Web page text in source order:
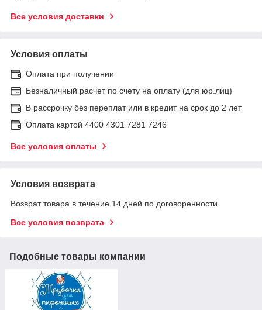
Все условия доставки
Условия оплаты
Оплата при получении
Безналичный расчет по счету на оплату (для юр.лиц)
В рассрочку без переплат или в кредит на срок до 2 лет
Оплата картой 4400 4301 7281 7246
Все условия оплаты
Условия возврата
Возврат товара в течение 14 дней по договоренности
Все условия возврата
Подобные товары компании